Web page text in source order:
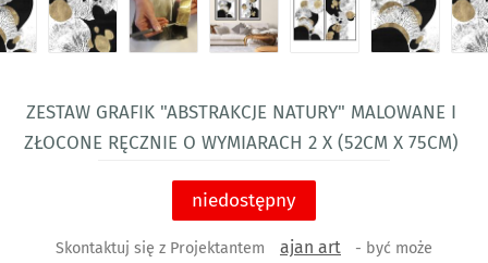
Zestaw grafik "Abstrakcje natury" malowane i
złocone ręcznie o wymiarach 2 x (52cm x 75cm)
niedostępny
Skontaktuj się z Projektantem ajan art
- być może